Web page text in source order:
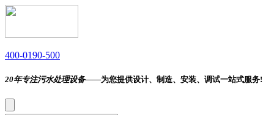
400-0190-500
20年专注污水处理设备——为您提供设计、制造、安装、调试一站式服务!